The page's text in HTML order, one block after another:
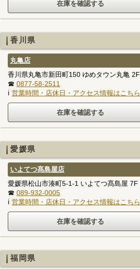
香川県
丸亀店
香川県丸亀市新田町150 ゆめタウン丸亀 2F
☎ 0877-58-2511
ℹ 営業時間・店休日・アクセス情報はこちら
愛媛県
いよてつ髙島屋店
愛媛県松山市湊町5-1-1 いよてつ髙島屋 7F
☎ 089-932-0005
ℹ 営業時間・店休日・アクセス情報はこちら
福岡県